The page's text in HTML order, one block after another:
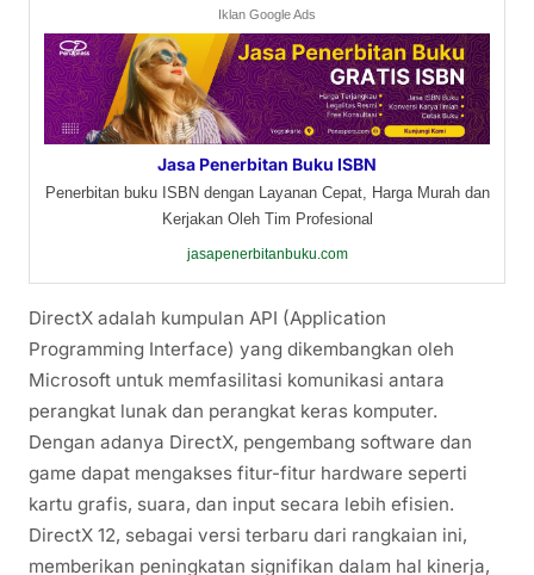
Iklan Google Ads
Jasa Penerbitan Buku ISBN
Penerbitan buku ISBN dengan Layanan Cepat, Harga Murah dan
Kerjakan Oleh Tim Profesional
jasapenerbitanbuku.com
DirectX adalah kumpulan API (Application
Programming Interface) yang dikembangkan oleh
Microsoft untuk memfasilitasi komunikasi antara
perangkat lunak dan perangkat keras komputer.
Dengan adanya DirectX, pengembang software dan
game dapat mengakses fitur-fitur hardware seperti
kartu grafis, suara, dan input secara lebih efisien.
DirectX 12, sebagai versi terbaru dari rangkaian ini,
memberikan peningkatan signifikan dalam hal kinerja,